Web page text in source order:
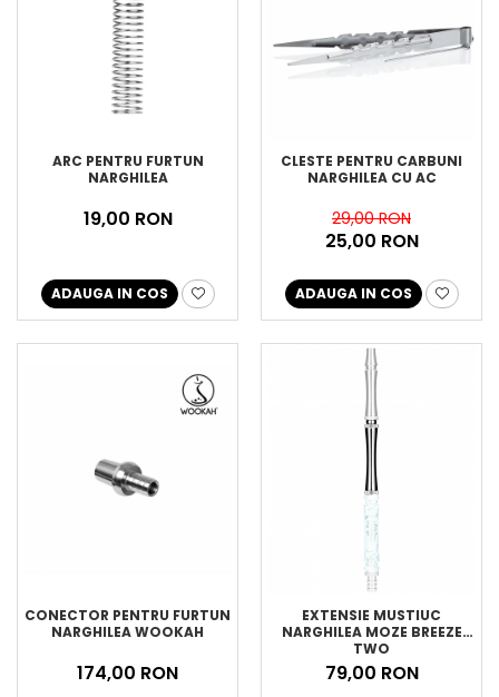
ARC PENTRU FURTUN
NARGHILEA
19,00 RON
ADAUGA IN COS
CLESTE PENTRU CARBUNI
NARGHILEA CU AC
29,00 RON
25,00 RON
ADAUGA IN COS
CONECTOR PENTRU FURTUN
NARGHILEA WOOKAH
174,00 RON
EXTENSIE MUSTIUC
NARGHILEA MOZE BREEZE
TWO
79,00 RON